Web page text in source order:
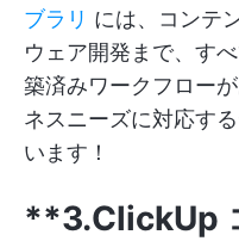
ブラリ には、コンテ
ウェア開発まで、す
築済みワークフロー
ネスニーズに対応す
います！
**3.ClickUp